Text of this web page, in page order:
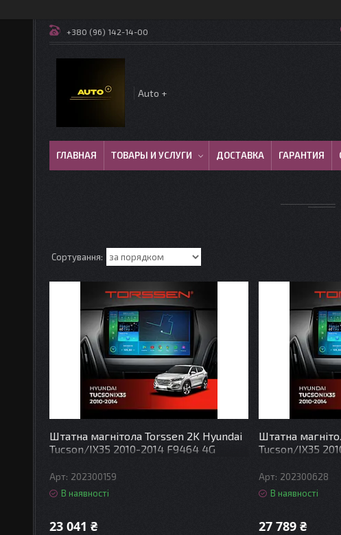
+380 (96) 142-14-00
Auto +
ГЛАВНАЯ ТОВАРЫ И УСЛУГИ ДОСТАВКА ГАРАНТИЯ
Штатна магнітола Torssen 2K Hyundai
Tucson/IX35 2010-2014 F9464 4G
202300159
В наявності
23 041 ₴
Штатна
Tucson/IX35
202300628
В наявності
27 789 ₴